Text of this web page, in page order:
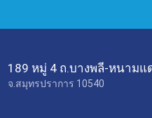
189 หมู่ 4 ถ.บางพลี-หนามแ
จ.สมุทรปราการ 10540